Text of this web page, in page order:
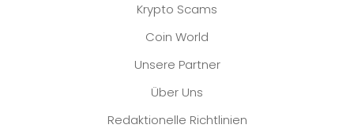
Krypto Scams
Coin World
Unsere Partner
Über Uns
Redaktionelle Richtlinien